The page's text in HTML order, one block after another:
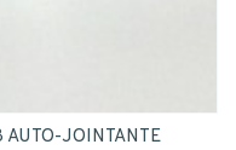
AUTO-JOINTANTE